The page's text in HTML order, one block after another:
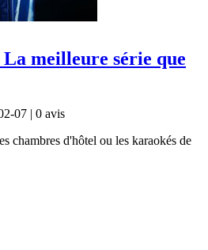
meilleure série que
07 | 0 avis
chambres d'hôtel ou les karaokés de